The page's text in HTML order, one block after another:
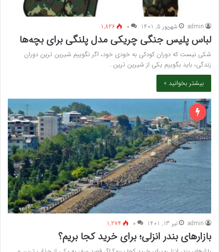
admin شهریور 5, 1401 ۰ 1,826
لباس پلیس جنگی چریکی مدل پلنگی برای بچه‌ها
شکی نیست که دوران کودکی به خودی خود، اگر نگوییم شیرین ترین دوران
زندگی، باید بگوییم یکی از شیرین ترین…
بیشتر بخوانید »
admin تیر 13, 1401 ۰ 1,274
بازارهای بندر انزلی؛ برای خرید کجا بریم؟